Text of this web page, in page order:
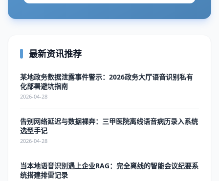
最新资讯推荐
某地政务数据泄露事件警示：2026政务大厅语音识别私有
化部署避坑指南
2026-04-28
告别网络延迟与数据裸奔：三甲医院离线语音病历录入系统
选型手记
2026-04-28
当本地语音识别遇上企业RAG：完全离线的智能会议纪要系
统搭建排雷记录